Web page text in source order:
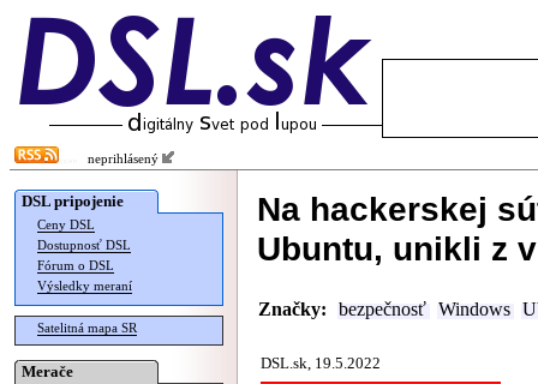
neprihlásený
DSL pripojenie
Ceny DSL
Dostupnosť DSL
Fórum o DSL
Výsledky meraní
Satelitná mapa SR
Merače
Na hackerskej
Ubuntu, unikli z
Značky: bezpečnosť Windows
DSL.sk, 19.5.2022